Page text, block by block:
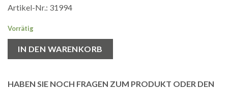
Artikel-Nr.: 31994
Vorrätig
IN DEN WARENKORB
HABEN SIE NOCH FRAGEN ZUM PRODUKT ODER DEN